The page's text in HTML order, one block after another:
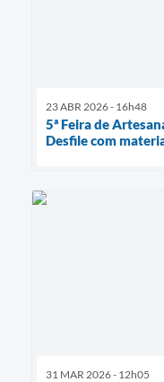
23 ABR 2026 - 16h48
5ª Feira de
Desfile com
31 MAR 2026 - 12h05